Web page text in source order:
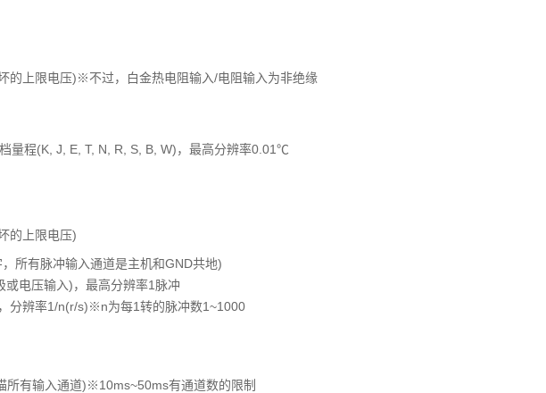
的上限电压)※不过，白金热电阻输入/电阻输入为非绝缘
量程(K, J, E, T, N, R, S, B, W)，最高分辨率0.01℃
的上限电压)
所有脉冲输入通道是主机和GND共地)
或电压输入)，最高分辨率1脉冲
分辨率1/n(r/s)※n为每1转的脉冲数1~1000
所有输入通道)※10ms~50ms有通道数的限制